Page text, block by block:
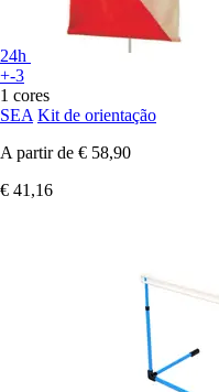
24h
+-3
1 cores
SEA Kit de orientação
A partir de € 58,90
€ 41,16